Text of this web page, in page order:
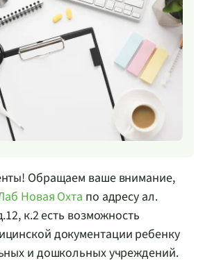
Обращаем ваше внимание,
Новая Охта по адресу ал.
к.2 есть возможность
документации ребенку
и дошкольных учреждений.